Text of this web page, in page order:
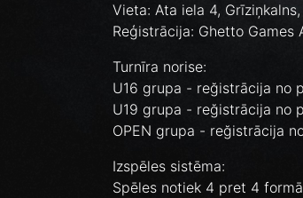
Vieta: Ata iela 4,
Reģistrācija: Ghetto
Turnīra norise:
U16 grupa - reğistrācija no
U19 grupa - reğistrācija no
OPEN grupa - reğistrācija
Izspēles sistēma:
Spēles notiek 4 pret 4